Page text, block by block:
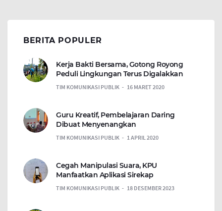
BERITA POPULER
Kerja Bakti Bersama, Gotong Royong
Peduli Lingkungan Terus Digalakkan
TIM KOMUNIKASI PUBLIK 16 MARET 2020
Guru Kreatif, Pembelajaran Daring
Dibuat Menyenangkan
TIM KOMUNIKASI PUBLIK 1 APRIL 2020
Cegah Manipulasi Suara, KPU
Manfaatkan Aplikasi Sirekap
TIM KOMUNIKASI PUBLIK 18 DESEMBER 2023